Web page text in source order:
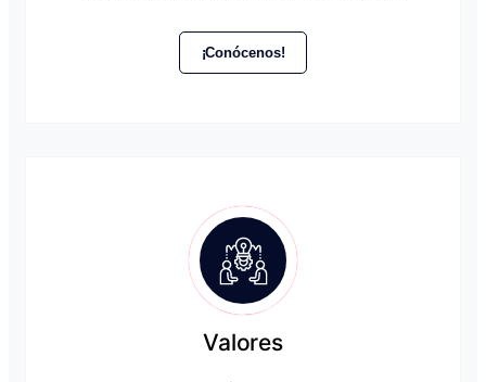
¡Conócenos!
Valores